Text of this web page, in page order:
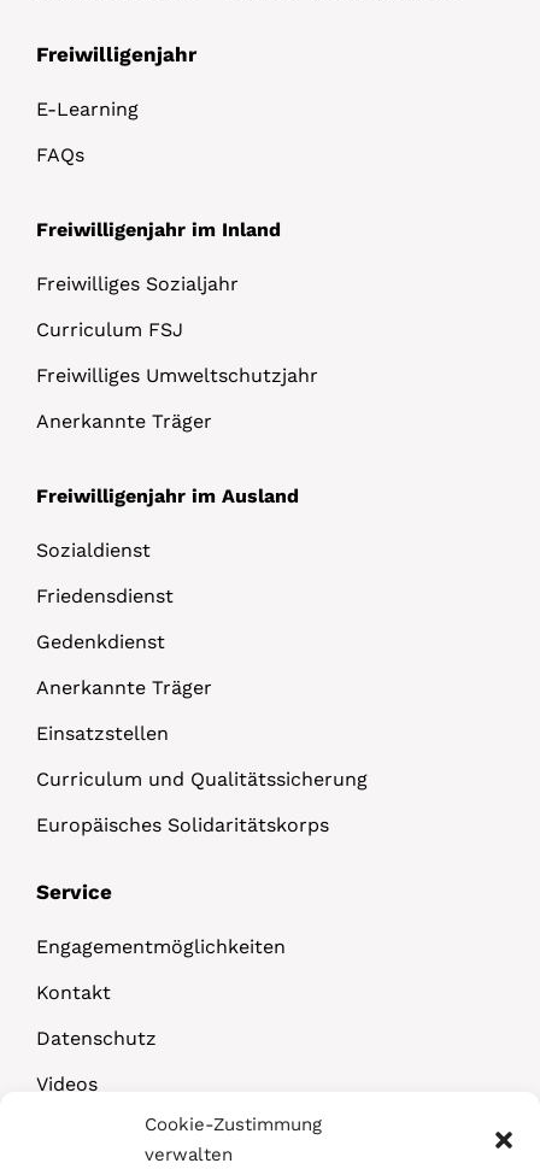
Cookie-Zustimmung
verwalten
Freiwilligenjahr
E-Learning
FAQs
Freiwilligenjahr im Inland
Freiwilliges Sozialjahr
Curriculum FSJ
Freiwilliges Umweltschutzjahr
Anerkannte Träger
Freiwilligenjahr im Ausland
Sozialdienst
Friedensdienst
Gedenkdienst
Anerkannte Träger
Einsatzstellen
Curriculum und Qualitätssicherung
Europäisches Solidaritätskorps
Service
Engagementmöglichkeiten
Kontakt
Datenschutz
Videos